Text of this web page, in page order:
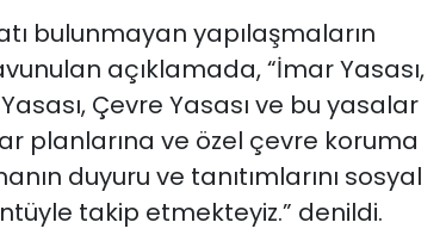
bulunmayan yapılaşmaların
açıklamada, “İmar Yasası,
Çevre Yasası ve bu yasalar
planlarına ve özel çevre koruma
duyuru ve tanıtımlarını sosyal
takip etmekteyiz.” denildi.